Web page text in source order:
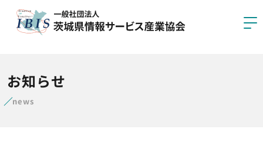
委員会活動
お知らせ
news